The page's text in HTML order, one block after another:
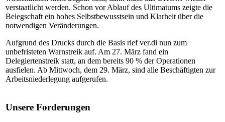
verstaatlicht werden. Schon vor Ablauf des Ultimatums zeigte die
Belegschaft ein hohes Selbstbewusstsein und Klarheit über die
notwendigen Veränderungen.
Aufgrund des Drucks durch die Basis rief ver.di nun zum
unbefristeten Warnstreik auf. Am 27. März fand ein
Delegiertenstreik statt, an dem bereits 90 % der Operationen
ausfielen. Ab Mittwoch, dem 29. März, sind alle Beschäftigten zur
Arbeitsniederlegung aufgerufen.
Unsere Forderungen